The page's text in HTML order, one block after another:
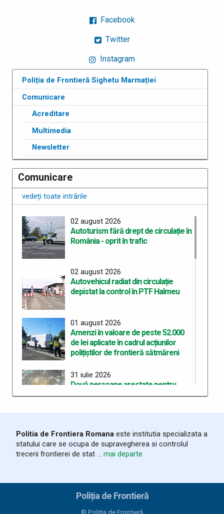
Facebook
Twitter
Instagram
Poliția de Frontieră Sighetu Marmației
Comunicare
Acreditare
Multimedia
Newsletter
Comunicare
vedeți toate intrările
02 august 2026
Autoturism fără drept de circulație în
România - oprit în trafic
02 august 2026
Autovehicul radiat din circulație
depistat la control în PTF Halmeu
01 august 2026
Amenzi în valoare de peste 52.000
de lei aplicate în cadrul acțiunilor
polițiștilor de frontieră sătmăreni
31 iulie 2026
Două persoane arestate pentru
deținerea de droguri de mare risc pe
28 iulie 2026
ITPF Sighetu Marmației a sărbătorit
162 de ani de la înființarea Poliției de
Bunuri susceptibile a fi contrafăcute,
în valoare de 20.000 lei, descoperite
Politia de Frontiera Romana este institutia specializata a
statului care se ocupa de supravegherea si controlul
trecerii frontierei de stat ... mai departe
Poliția de Frontieră
© Poliția de Frontieră